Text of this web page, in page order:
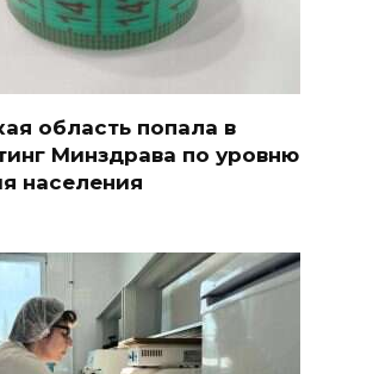
область попала в
Минздрава по уровню
населения